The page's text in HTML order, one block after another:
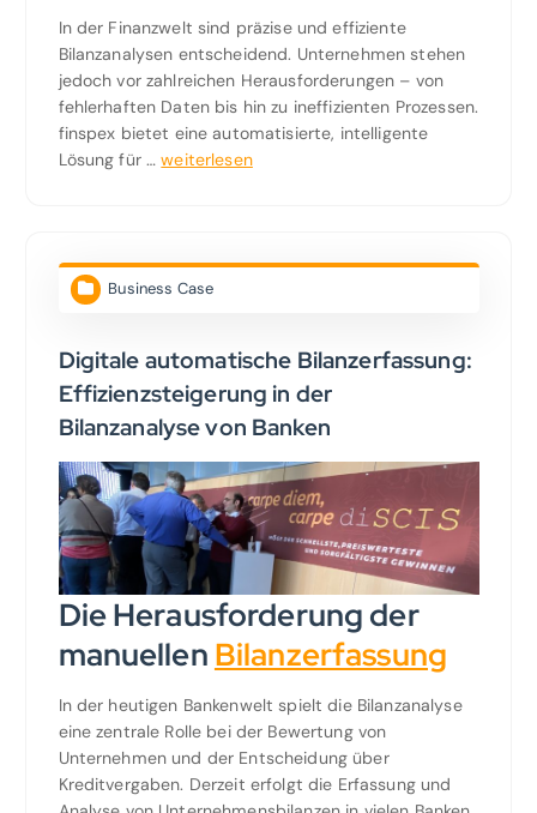
In der Finanzwelt sind präzise und effiziente
Bilanzanalysen entscheidend. Unternehmen stehen
jedoch vor zahlreichen Herausforderungen – von
fehlerhaften Daten bis hin zu ineffizienten Prozessen.
finspex bietet eine automatisierte, intelligente
Lösung für …weiterlesen
Business Case
Digitale automatische Bilanzerfassung:
Effizienzsteigerung in der
Bilanzanalyse von Banken
Die Herausforderung der
manuellen Bilanzerfassung
In der heutigen Bankenwelt spielt die Bilanzanalyse
eine zentrale Rolle bei der Bewertung von
Unternehmen und der Entscheidung über
Kreditvergaben. Derzeit erfolgt die Erfassung und